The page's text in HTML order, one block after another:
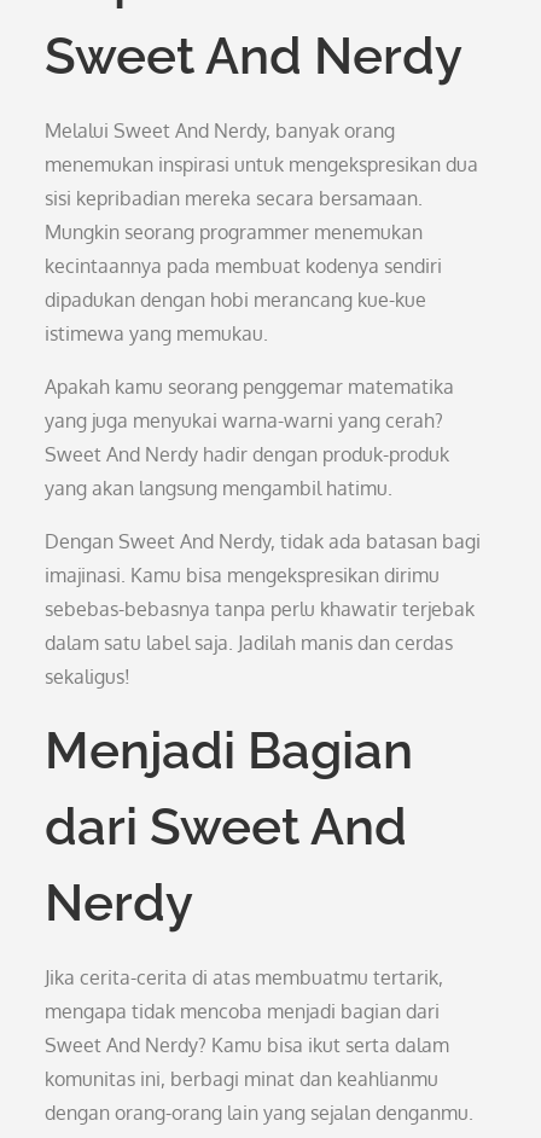
Sweet And Nerdy
Melalui Sweet And Nerdy, banyak orang
menemukan inspirasi untuk mengekspresikan dua
sisi kepribadian mereka secara bersamaan.
Mungkin seorang programmer menemukan
kecintaannya pada membuat kodenya sendiri
dipadukan dengan hobi merancang kue-kue
istimewa yang memukau.
Apakah kamu seorang penggemar matematika
yang juga menyukai warna-warni yang cerah?
Sweet And Nerdy hadir dengan produk-produk
yang akan langsung mengambil hatimu.
Dengan Sweet And Nerdy, tidak ada batasan bagi
imajinasi. Kamu bisa mengekspresikan dirimu
sebebas-bebasnya tanpa perlu khawatir terjebak
dalam satu label saja. Jadilah manis dan cerdas
sekaligus!
Menjadi Bagian
dari Sweet And
Nerdy
Jika cerita-cerita di atas membuatmu tertarik,
mengapa tidak mencoba menjadi bagian dari
Sweet And Nerdy? Kamu bisa ikut serta dalam
komunitas ini, berbagi minat dan keahlianmu
dengan orang-orang lain yang sejalan denganmu.